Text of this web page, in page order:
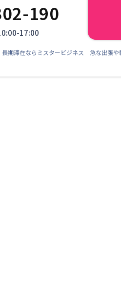
190
17:00
期滞在ならミスタービジネス 急な出張や